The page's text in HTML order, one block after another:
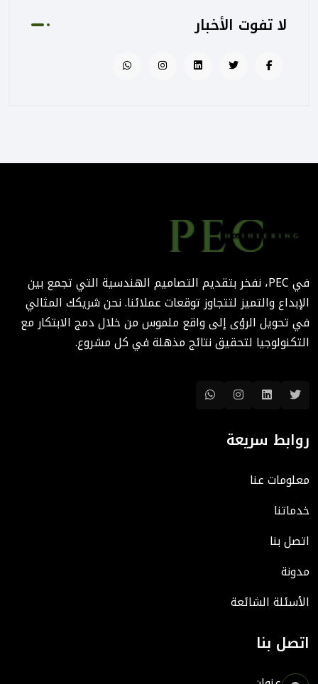
كيف تساهم PEC في رفع جودة
الإشراف المتكامل؟
المباني أكثر إنسانية
الهندسة الرقمية في المشاريع
August 02, 2025 12:46 PM
لا تفوت الأخبار
في PEC، نفخر بتقديم التصاميم الهندسية التي تجمع بين
الإبداع والتميز لتتجاوز توقعات عملائنا. نحن شريكك المثالي
في تحويل الرؤى إلى واقع ملموس من خلال دمج الابتكار مع
التكنولوجيا لتحقيق نتائج مذهلة في كل مشروع.
روابط سريعة
معلومات عنا
خدماتنا
اتصل بنا
مدونة
الأسئلة الشائعة
اتصل بنا